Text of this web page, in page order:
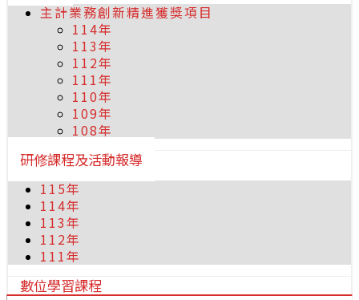
主計業務創新精進獲獎項目
114年
113年
112年
111年
110年
109年
108年
研修課程及活動報導
115年
114年
113年
112年
111年
數位學習課程